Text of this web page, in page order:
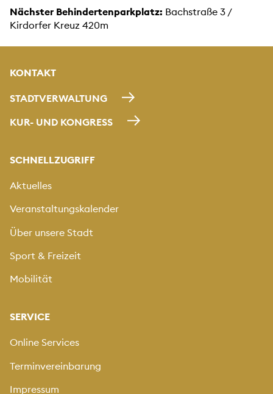
Nächster Behindertenparkplatz: Bachstraße 3 /
Kirdorfer Kreuz 420m
KONTAKT
STADTVERWALTUNG
KUR- UND KONGRESS
SCHNELLZUGRIFF
Aktuelles
Veranstaltungskalender
Über unsere Stadt
Sport & Freizeit
Mobilität
SERVICE
Online Services
Terminvereinbarung
Impressum